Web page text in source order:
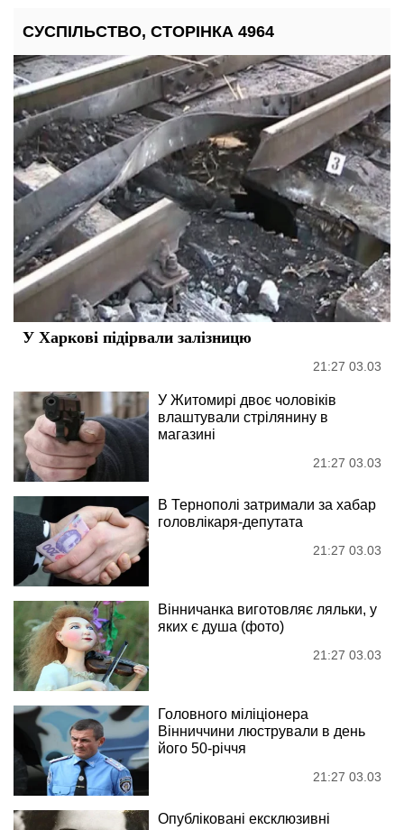
СУСПІЛЬСТВО, СТОРІНКА 4964
У Харкові підірвали залізницю
21:27 03.03
У Житомирі двоє чоловіків
влаштували стрілянину в
магазині
21:27 03.03
В Тернополі затримали за хабар
головлікаря-депутата
21:27 03.03
Вінничанка виготовляє ляльки, у
яких є душа (фото)
21:27 03.03
Головного міліціонера
Вінниччини люстрували в день
його 50-річчя
21:27 03.03
Опубліковані ексклюзивні